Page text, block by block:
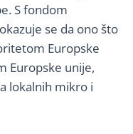
S fondom
se da ono što
Europske
Europske unije,
lokalnih mikro i